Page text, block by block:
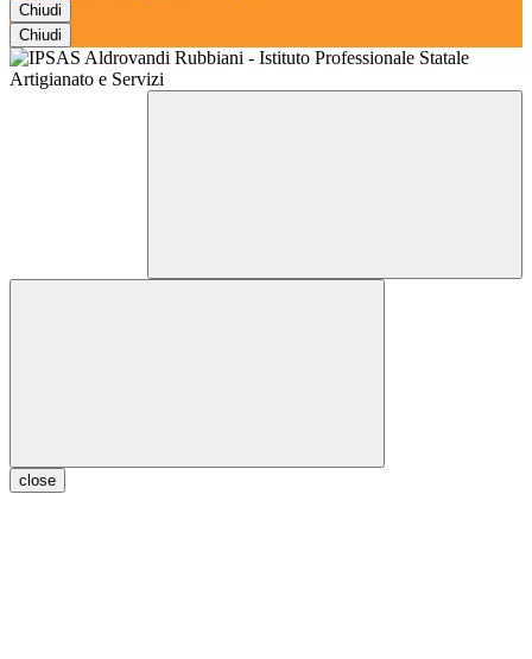
Chiudi
Chiudi
close